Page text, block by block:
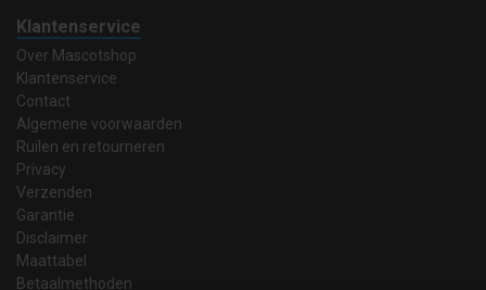
Klantenservice
Over Mascotshop
Klantenservice
Contact
Algemene voorwaarden
Ruilen en retourneren
Privacy
Verzenden
Garantie
Disclaimer
Maattabel
Betaalmethoden